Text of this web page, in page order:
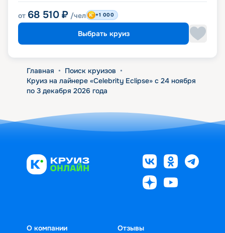
от 68 510 ₽ /чел +1 000
Выбрать круиз
Главная • Поиск круизов •
Круиз на лайнере «Celebrity Eclipse» с 24 ноября
по 3 декабря 2026 года
О компании
Отзывы